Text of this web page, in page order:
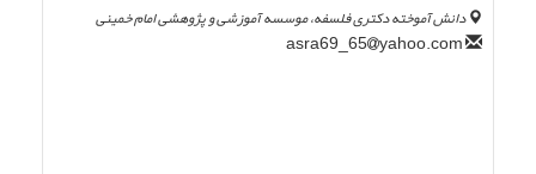
دانش آموخته دکتری فلسفه، موسسه آموزشی و پژوهشی امام خمینی
yahoo.com